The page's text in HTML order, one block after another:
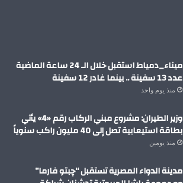
ميناء_دمياط استقبل خلال الـ 24 ساعة الماضية
عدد 13 سفينة .. بينما غادر 12 سفينة
منذ يوم واحد
وزير الطيران: مشروع مبني الركاب رقم «4» يأتي
بطاقة استيعابية تصل إلى 40 مليون راكب سنوياً
منذ يومين
مدينة الدواء المصرية تستقبل “چبتو فارما”